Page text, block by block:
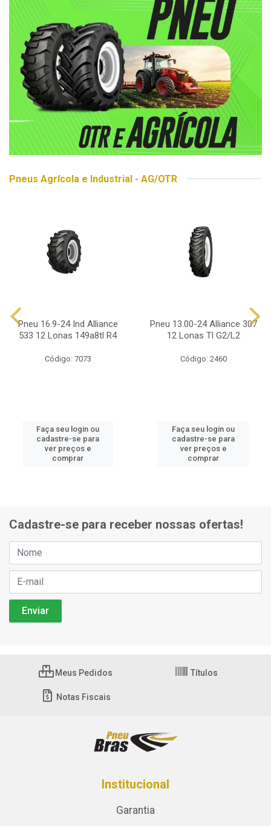
Pneus Agrícola e Industrial - AG/OTR
Pneu 16.9-24 Ind Alliance
533 12 Lonas 149a8tl R4
Código: 7073
Faça seu login ou
cadastre-se para
ver preços e
comprar
Pneu 13.00-24 Alliance 307
12 Lonas Tl G2/L2
Código: 2460
Faça seu login ou
cadastre-se para
ver preços e
comprar
Cadastre-se para receber nossas ofertas!
Meus Pedidos Títulos
Notas Fiscais
Institucional
Garantia